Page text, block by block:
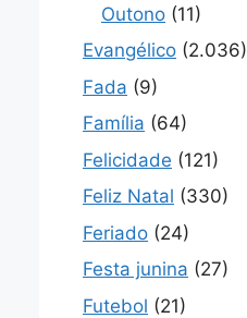
Outono (11)
Evangélico (2.036)
Fada (9)
Família (64)
Felicidade (121)
Feliz Natal (330)
Feriado (24)
Festa junina (27)
Futebol (21)